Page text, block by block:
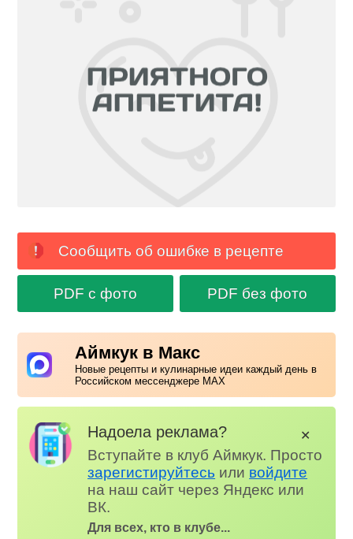
Сообщить об ошибке в рецепте
PDF с фото PDF без фото
Аймкук в Макс
Новые рецепты и кулинарные идеи каждый день в
Российском мессенджере MAX
Надоела реклама?
Вступайте в клуб Аймкук. Просто
зарегистируйтесь или войдите
на наш сайт через Яндекс или
ВК.
Для всех, кто в клубе...
✕